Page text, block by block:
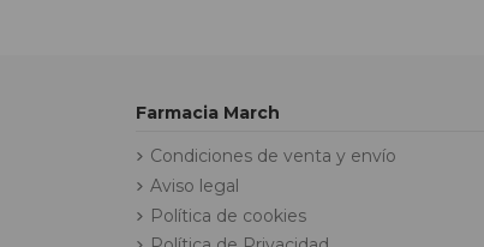
Farmacia March
Condiciones de venta y envío
Aviso legal
Política de cookies